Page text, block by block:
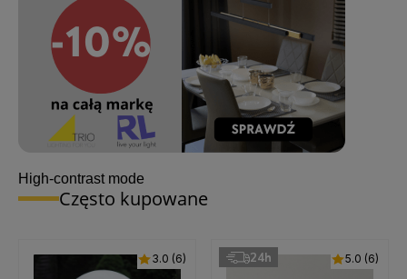
High-contrast mode
Często kupowane
3.0 (6) 5.0 (6)
24h